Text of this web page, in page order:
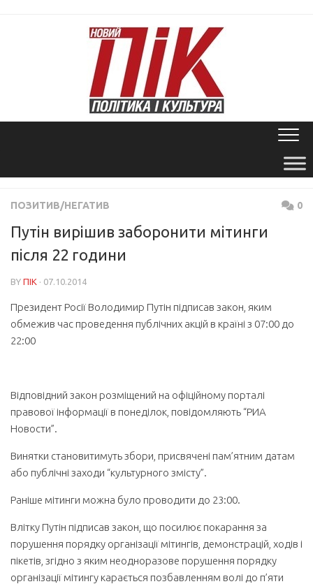
ПОЗИТИВ/НЕГАТИВ 0
Путін вирішив заборонити мітинги
після 22 години
BY ПІК · 07.10.2014
Президент Росії Володимир Путін підписав закон, яким
обмежив час проведення публічних акцій в країні з 07:00 до
22:00
Відповідний закон розміщений на офіційному порталі
правової інформації в понеділок, повідомляють “РИА
Новости”.
Винятки становитимуть збори, присвячені пам’ятним датам
або публічні заходи “культурного змісту”.
Раніше мітинги можна було проводити до 23:00.
Влітку Путін підписав закон, що посилює покарання за
порушення порядку організації мітингів, демонстрацій, ходів і
пікетів, згідно з яким неодноразове порушення порядку
організації мітингу карається позбавленням волі до п’яти